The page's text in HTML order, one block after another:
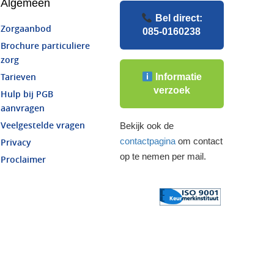
Algemeen
Zorgaanbod
Brochure particuliere
zorg
Tarieven
Hulp bij PGB
aanvragen
Veelgestelde vragen
Privacy
Proclaimer
Bel direct:
085-0160238
Informatie
verzoek
Bekijk ook de
contactpaginaom contact
op te nemen per mail.